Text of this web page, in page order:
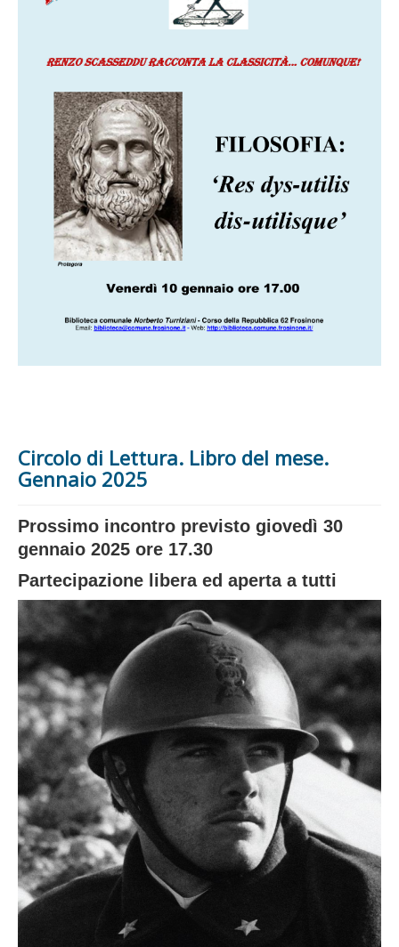
Circolo di Lettura. Libro del mese.
Gennaio 2025
Prossimo incontro previsto giovedì 30
gennaio 2025 ore 17.30
Partecipazione libera ed aperta a tutti